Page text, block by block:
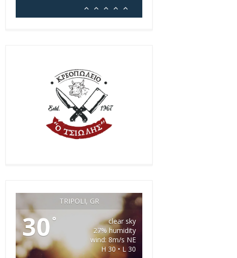
TRIPOLI, GR
30 °
clear sky
27% humidity
wind: 8m/s NE
H 30 • L 30